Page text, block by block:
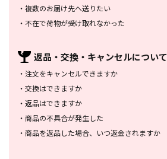
・ 複数のお届け先へ送りたい
・ 不在で荷物が受け取れなかった
返品・交換・ キャンセルについて
・ 注文をキャンセルできますか
・ 交換はできますか
・ 返品はできますか
・ 商品の不具合が発生した
・ 商品を返品した場合、 いつ返金されますか